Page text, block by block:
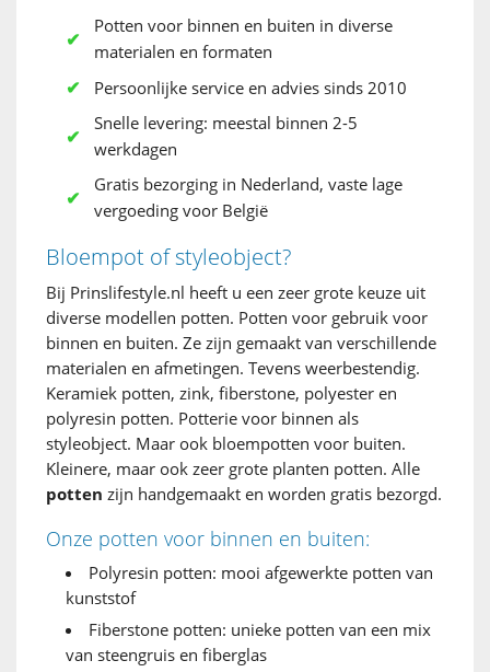
Potten voor binnen en buiten in diverse
materialen en formaten
Persoonlijke service en advies sinds 2010
Snelle levering: meestal binnen 2-5
werkdagen
Gratis bezorging in Nederland, vaste lage
vergoeding voor België
Bloempot of styleobject?
Bij Prinslifestyle.nl heeft u een zeer grote keuze uit
diverse modellen potten. Potten voor gebruik voor
binnen en buiten. Ze zijn gemaakt van verschillende
materialen en afmetingen. Tevens weerbestendig.
Keramiek potten, zink, fiberstone, polyester en
polyresin potten. Potterie voor binnen als
styleobject. Maar ook bloempotten voor buiten.
Kleinere, maar ook zeer grote planten potten. Alle
potten zijn handgemaakt en worden gratis bezorgd.
Onze potten voor binnen en buiten:
Polyresin potten: mooi afgewerkte potten van
kunststof
Fiberstone potten: unieke potten van een mix
van steengruis en fiberglas